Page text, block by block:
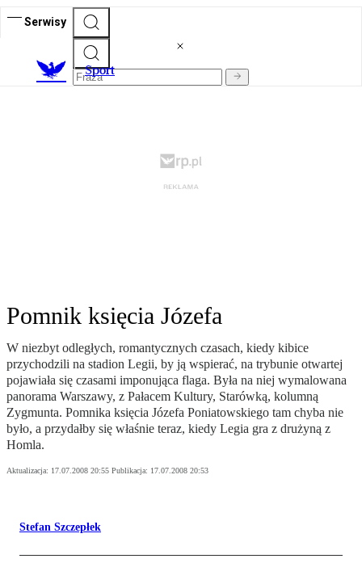
Serwisy
Sport
Pomnik księcia Józefa
W niezbyt odległych, romantycznych czasach, kiedy kibice
przychodzili na stadion Legii, by ją wspierać, na trybunie otwartej
pojawiała się czasami imponująca flaga. Była na niej wymalowana
panorama Warszawy, z Pałacem Kultury, Starówką, kolumną
Zygmunta. Pomnika księcia Józefa Poniatowskiego tam chyba nie
było, a przydałby się właśnie teraz, kiedy Legia gra z drużyną z
Homla.
Aktualizacja: 17.07.2008 20:55 Publikacja: 17.07.2008 20:53
Stefan Szczepłek